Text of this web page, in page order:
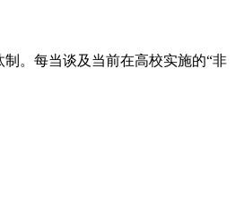
。每当谈及当前在高校实施的“非